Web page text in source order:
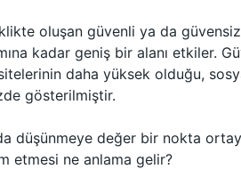
oluşan güvenli ya da
kadar geniş bir alanı etkiler.
daha yüksek olduğu,
gösterilmiştir.
düşünmeye değer bir nokta
etmesi ne anlama gelir?